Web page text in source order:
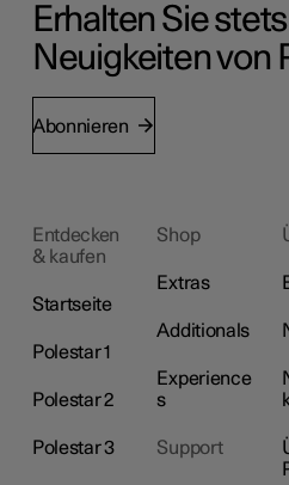
Erhalten Sie
Neuigkeiten von
Abonnieren
Entdecken
& kaufen
Startseite
Polestar 1
Polestar 2
Polestar 3
Shop
Extras
Additionals
Experience
s
Support